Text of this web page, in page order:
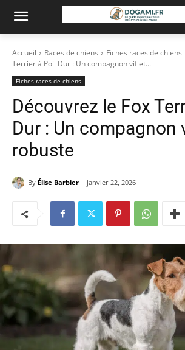
Accueil Races de chiens Fiches races de chiens
Terrier à Poil Dur : Un compagnon vif et...
Fiches races de chiens
Découvrez le Fox
Dur : Un compagnon
robuste
By Élise Barbier janvier 22, 2026